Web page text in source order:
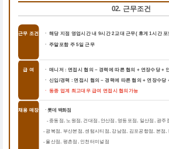
02. 근무조건
근무 조건 ㆍ 해당 지점 영업시간 내 9시간 2교대 근무( 휴게 1시간 포
ㆍ 주말포함 주 5일 근무
급 여
ㆍ 매니저 : 면접시 협의 ~ 경력에 따른 협의 + 연장수당 +
ㆍ 신입/경력 : 면접시 협의 ~ 경력에 따른 협의 + 연장수당
ㆍ 동종 업계 최고대우 급여 면접시 협의가능
채용 매장 ㆍ롯데 백화점
-중동점, 노원점, 건대점, 안산점, 영등포점, 일산점, 광주
-광복점, 부산본점, 센텀시티점, 강남점, 김포공항점, 본점,
-울산점, 평촌점, 인천터미널점